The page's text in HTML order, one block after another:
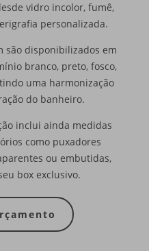
vidro incolor, fumê,
personalizada.
são disponibilizados em
branco, preto, fosco,
uma harmonização
do banheiro.
inclui ainda medidas
como puxadores
ou embutidas,
box exclusivo.